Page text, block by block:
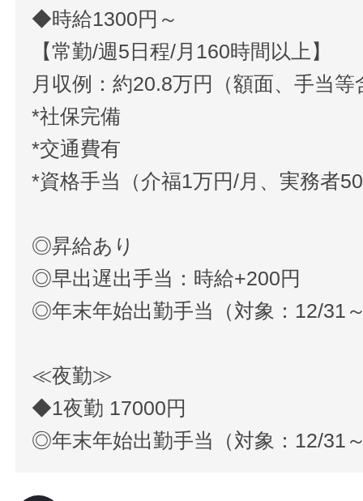
◆時給1300円～
【常勤/週5日程/月160時間以上】
月収例：約20.8万円（額面、手当等
*社保完備
*交通費有
*資格手当（介福1万円/月、実務者
◎昇給あり
◎早出遅出手当：時給+200円
◎年末年始出勤手当（対象：12/31
≪夜勤≫
◆1夜勤 17000円
◎年末年始出勤手当（対象：12/31